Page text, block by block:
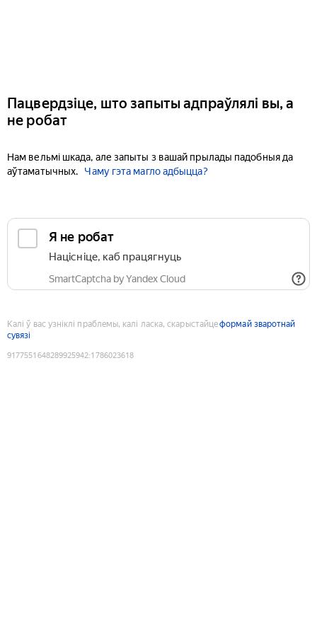
Пацвердзіце, што запыты адпраўлялі вы, а
не робат
Нам вельмі шкада, але запыты з вашай прылады падобныя да
аўтаматычных.
Чаму гэта магло адбыцца?
Я не робат
Націсніце, каб працягнуць
SmartCaptcha by Yandex Cloud
Калі ў вас узніклі праблемы, калі ласка, скарыстайцеформай зваротнай
сувязі
9177551648289925942:1786023618